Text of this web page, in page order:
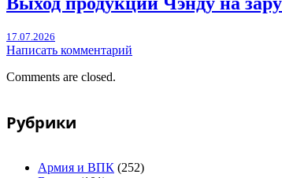
17.07.2026
Написать комментарий
Comments are closed.
Рубрики
Армия и ВПК (252)